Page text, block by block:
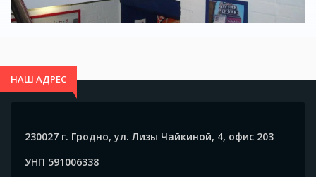
НАШ АДРЕС
230027 г. Гродно, ул. Лизы Чайкиной, 4, офис 203
УНП 591006338